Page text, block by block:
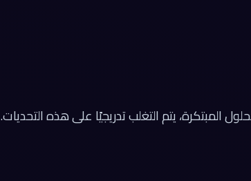
المبتكرة، يتم التغلب تدريجيًا على هذه التحديات.